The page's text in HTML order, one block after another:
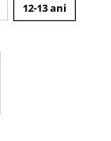
12-13 ani